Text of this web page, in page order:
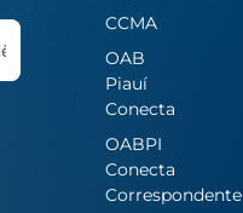
CCMA
OAB
Piauí
Conecta
OABPI
Conecta
Correspondente